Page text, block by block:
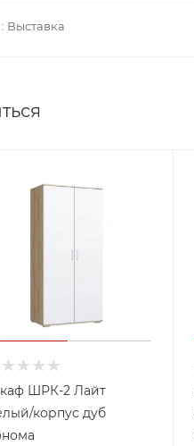
: Выставка
ШРК-2 Лайт
корпус дуб